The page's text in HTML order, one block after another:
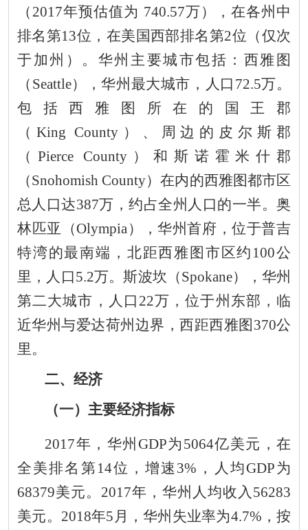
（ 2017年预估值为 740.57万）， 在各州中
排名第13位，在美国西部排名第2位（仅次
于加州）。 华州主要城市包括 ： 西雅图
（ Seattle），华州最大城市，人口 72.5万。
包括西雅图所在的国王郡
（ King County）、周边的皮尔斯郡
（ Pierce County）和斯诺霍米什郡
（Snohomish County）在内的西雅图都市区
总人口达387万，约占全州人口的一半。奥
林匹亚（Olympia），华州首府，位于普吉
特湾的最南端，北距西雅图市区约 100公
里，人口5.2万。斯波坎 （Spokane）， 华州
第二大城市，人口 22万，位于州东部，临
近华州与爱达荷州边界，西距西雅图 370公
里。
二、经济
（一）主要经济指标
2017年，华州 GDP为 5064亿美元，在
全美排名第 14位，增速 3% ，人均GDP为
68379美元。 2017年，华州人均收入 56283
美元。 2018年5 月，华州失业率为4.7% ，按